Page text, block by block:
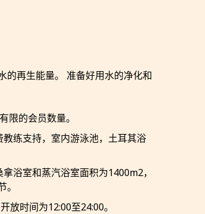
的再生能量。 准备好用水的净化和
的会员数量。
练支持，室内游泳池，土耳其浴
浴室和蒸汽浴室面积为1400m2，
时间为12:00至24:00。